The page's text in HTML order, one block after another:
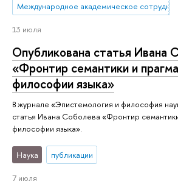
Международное академическое
13 июля
Опубликована статья Ивана
«Фронтир семантики и
философии языка»
В журнале «Эпистемология и философия
статья Ивана Соболева «Фронтир
философии языка».
Наука публикации
7 июля